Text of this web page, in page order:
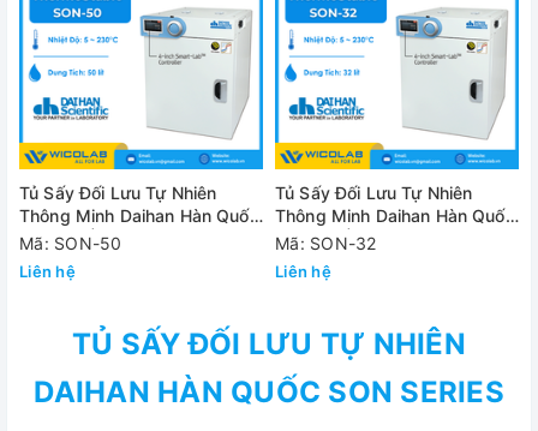
Tủ Sấy Đối Lưu Tự Nhiên
Thông Minh Daihan Hàn Quốc
SON-50 | 50 Lít
Mã: SON-50
Liên hệ
Tủ Sấy Đối Lưu Tự Nhiên
Thông Minh Daihan Hàn Quốc
SON-32 | 32 Lít
Mã: SON-32
Liên hệ
TỦ SẤY ĐỐI LƯU TỰ NHIÊN
DAIHAN HÀN QUỐC SON SERIES